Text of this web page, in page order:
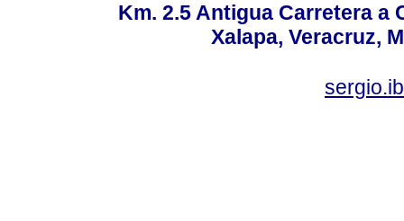
Km. 2.5 Antigua Carretera a
Xalapa, Veracruz,